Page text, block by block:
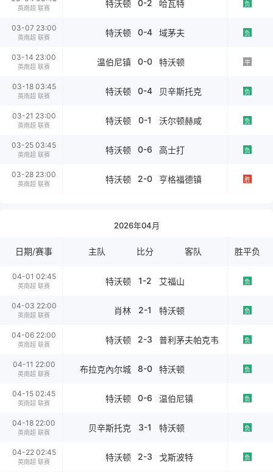
英南超 联赛 特沃顿 0-2 哈瓦特 负
03-07 23:00
英南超 联赛 特沃顿 0-4 域茅夫 负
03-14 23:00
英南超 联赛 温伯尼镇 0-0 特沃顿 平
03-18 03:45
英南超 联赛 特沃顿 0-4 贝辛斯托克 负
03-21 23:00
英南超 联赛 特沃顿 0-1 沃尔顿赫咸 负
03-25 03:45
英南超 联赛 特沃顿 0-6 高士打 负
03-28 23:00
英南超 联赛 特沃顿 2-0 亨格福德镇 胜
2026年04月
日期/赛事 主队 比分 客队 胜平负
04-01 02:45
英南超 联赛 特沃顿 1-2 艾福山 负
04-03 22:00
英南超 联赛 肖林 2-1 特沃顿 负
04-06 22:00
英南超 联赛 特沃顿 2-3 普利茅夫帕克韦 负
04-11 22:00
英南超 联赛 布拉克內尔城 8-0 特沃顿 负
04-15 02:45
英南超 联赛 特沃顿 0-6 温伯尼镇 负
04-18 22:00
英南超 联赛 贝辛斯托克 3-1 特沃顿 负
04-22 02:45
英南超 联赛 特沃顿 2-3 戈斯波特 负